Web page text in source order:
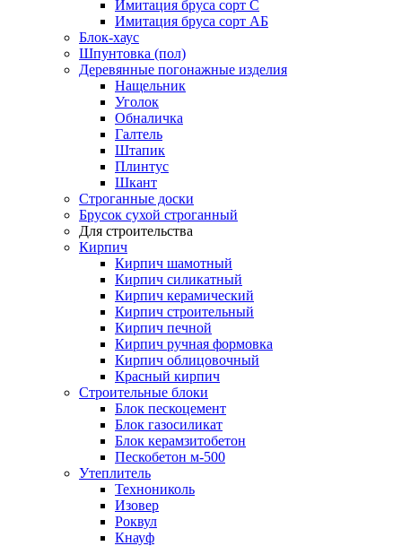
Имитация бруса сорт С
Имитация бруса сорт АБ
Блок-хаус
Шпунтовка (пол)
Деревянные погонажные изделия
Нащельник
Уголок
Обналичка
Галтель
Штапик
Плинтус
Шкант
Строганные доски
Брусок сухой строганный
Для строительства
Кирпич
Кирпич шамотный
Кирпич силикатный
Кирпич керамический
Кирпич строительный
Кирпич печной
Кирпич ручная формовка
Кирпич облицовочный
Красный кирпич
Строительные блоки
Блок пескоцемент
Блок газосиликат
Блок керамзитобетон
Пескобетон м-500
Утеплитель
Технониколь
Изовер
Роквул
Кнауф